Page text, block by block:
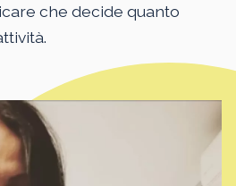
che decide quanto